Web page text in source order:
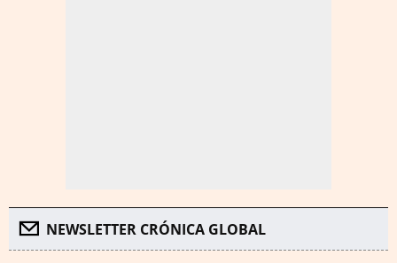
NEWSLETTER CRÓNICA GLOBAL